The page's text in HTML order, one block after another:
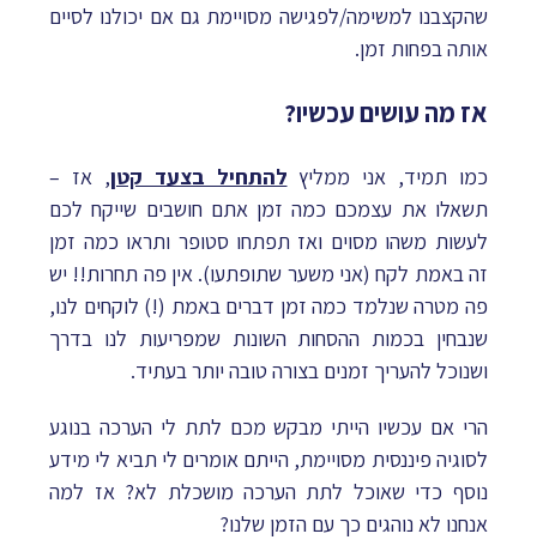
שהקצבנו למשימה/לפגישה מסויימת גם אם יכולנו לסיים
אותה בפחות זמן.
אז מה עושים עכשיו?
כמו תמיד, אני ממליץ להתחיל בצעד קטן, אז –
תשאלו את עצמכם כמה זמן אתם חושבים שייקח לכם
לעשות משהו מסוים ואז תפתחו סטופר ותראו כמה זמן
זה באמת לקח (אני משער שתופתעו). אין פה תחרות!! יש
פה מטרה שנלמד כמה זמן דברים באמת (!) לוקחים לנו,
שנבחין בכמות ההסחות השונות שמפריעות לנו בדרך
ושנוכל להעריך זמנים בצורה טובה יותר בעתיד.
הרי אם עכשיו הייתי מבקש מכם לתת לי הערכה בנוגע
לסוגיה פיננסית מסויימת, הייתם אומרים לי תביא לי מידע
נוסף כדי שאוכל לתת הערכה מושכלת לא? אז למה
אנחנו לא נוהגים כך עם הזמן שלנו?